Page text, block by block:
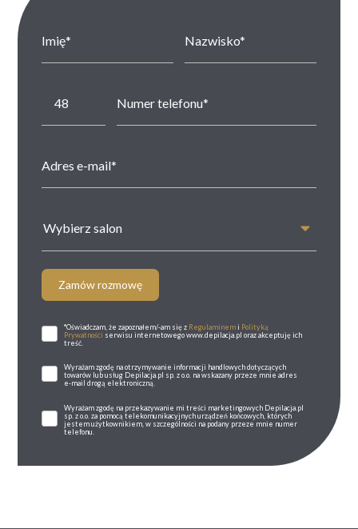
Wybierz salon
Zamów rozmowę
*Oświadczam, że zapoznałem/-am się z Regulaminemi Polityką
Prywatności serwisu internetowego www.depilacja.pl oraz akceptuję ich
treść.
Wyrażam zgodę na otrzymywanie informacji handlowych dotyczących
towarów lub usług Depilacja.pl sp. z o.o. na wskazany przeze mnie adres
e-mail drogą elektroniczną.
Wyrażam zgodę na przekazywanie mi treści marketingowych Depilacja.pl
sp. z o.o. za pomocą telekomunikacyjnych urządzeń końcowych, których
jestem użytkownikiem, w szczególności na podany przeze mnie numer
telefonu.